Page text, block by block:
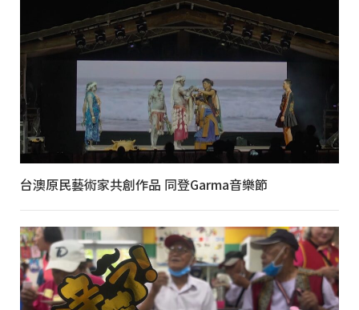
台澳原民藝術家共創作品 同登Garma音樂節